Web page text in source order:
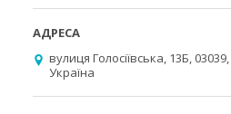
вулиця Голосіївська, 13Б,
Україна